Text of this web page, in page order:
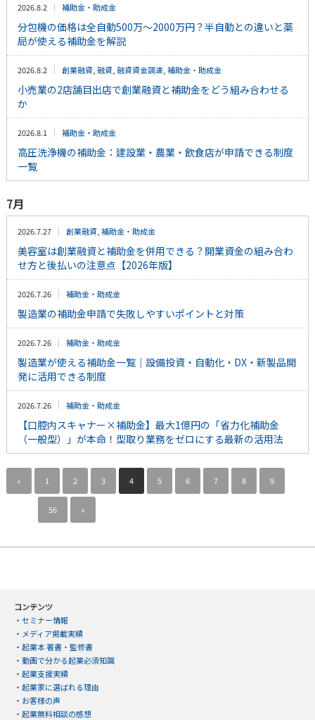
2026.8.2 補助金・助成金
分包機の価格は全自動500万〜2000万円？半自動との違いと薬
局が使える補助金を解説
2026.8.2 創業融資, 融資, 融資資金調達, 補助金・助成金
小売業の2店舗目出店で創業融資と補助金をどう組み合わせる
か
2026.8.1 補助金・助成金
高圧洗浄機の補助金：建設業・農業・飲食店が申請できる制度
一覧
7月
2026.7.27 創業融資, 補助金・助成金
美容室は創業融資と補助金を併用できる？開業資金の組み合わ
せ方と後払いの注意点【2026年版】
2026.7.26 補助金・助成金
製造業の補助金申請で失敗しやすいポイントと対策
2026.7.26 補助金・助成金
製造業が使える補助金一覧｜設備投資・自動化・DX・新製品開
発に活用できる制度
2026.7.26 補助金・助成金
【口腔内スキャナー×補助金】最大1億円の「省力化補助金
（一般型）」が本命！型取り業務をゼロにする最新の活用法
« 1 2 3 4 5 6 7 8 9
56 »
コンテンツ
・ セミナー情報
・ メディア掲載実績
・ 起業本 著書・監修書
・ 動画で分かる起業必須知識
・ 起業支援実績
・ 起業家に選ばれる理由
・ お客様の声
・ 起業無料相談の感想